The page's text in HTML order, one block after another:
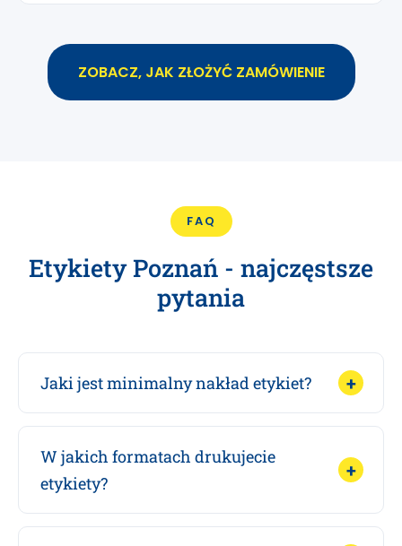
ZOBACZ, JAK ZŁOŻYĆ ZAMÓWIENIE
FAQ
Etykiety Poznań - najczęstsze
pytania
Jaki jest minimalny nakład etykiet?
W jakich formatach drukujecie
etykiety?